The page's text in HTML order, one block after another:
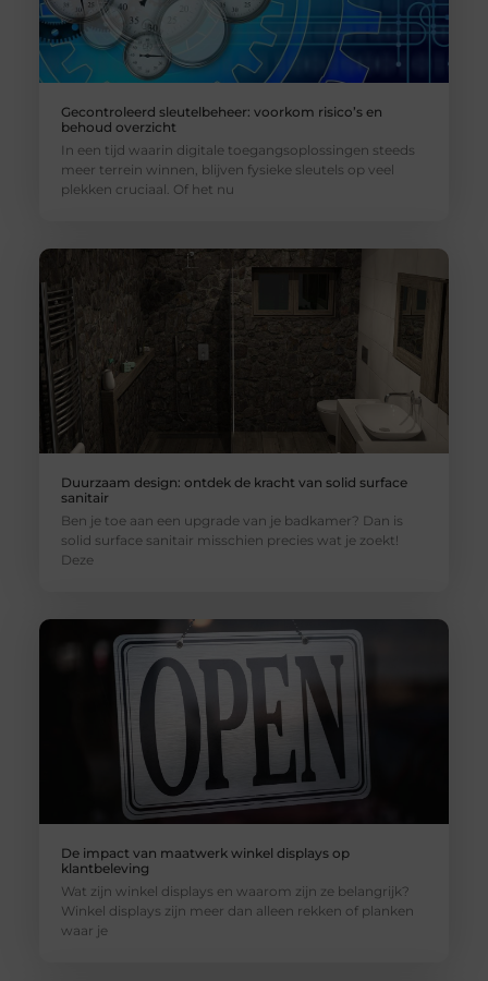
Gecontroleerd sleutelbeheer: voorkom risico’s en
behoud overzicht
In een tijd waarin digitale toegangsoplossingen steeds
meer terrein winnen, blijven fysieke sleutels op veel
plekken cruciaal. Of het nu
Duurzaam design: ontdek de kracht van solid surface
sanitair
Ben je toe aan een upgrade van je badkamer? Dan is
solid surface sanitair misschien precies wat je zoekt!
Deze
De impact van maatwerk winkel displays op
klantbeleving
Wat zijn winkel displays en waarom zijn ze belangrijk?
Winkel displays zijn meer dan alleen rekken of planken
waar je